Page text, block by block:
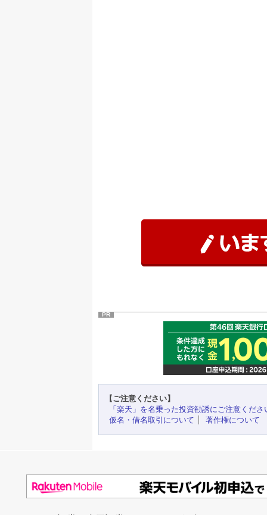
PR
【ご注意ください】
「楽天」を名乗った投資勧誘にご注意くださ
仮名・借名取引について
著作権について